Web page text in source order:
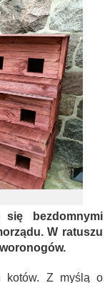
się bezdomnymi
W ratuszu
kotów. Z myślą o